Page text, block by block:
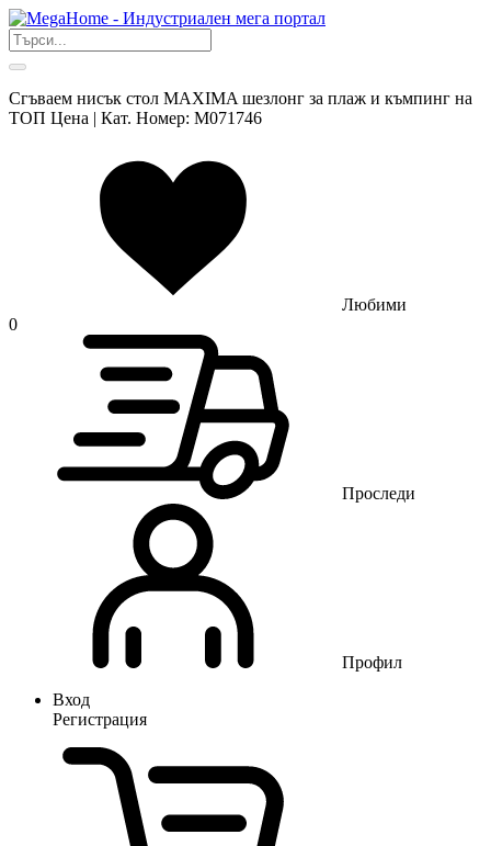
Сгъваем нисък стол MAXIMA шезлонг за плаж и къмпинг на
ТОП Цена | Кат. Номер: M071746
Любими
0
Проследи
Профил
Вход
Регистрация